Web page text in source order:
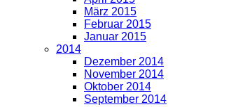
März 2015
Februar 2015
Januar 2015
2014
Dezember 2014
November 2014
Oktober 2014
September 2014